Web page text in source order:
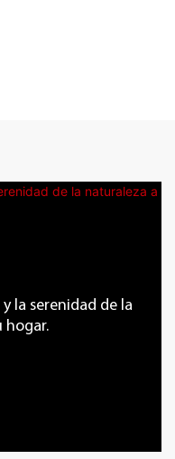
​​la serenidad de la
hogar.